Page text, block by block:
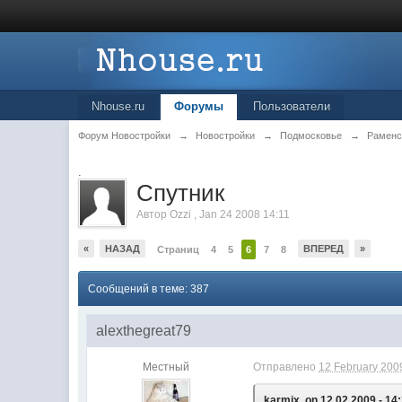
Nhouse.ru Форумы Пользователи
Форум Новостройки → Новостройки → Подмосковье →
.
Спутник
АвторOzzi ,Jan 24 2008 14:11
« НАЗАД Страниц 4 5 6 7 8 ВПЕРЕД »
Сообщений в теме: 387
alexthegreat79
Местный Отправлено 12 February